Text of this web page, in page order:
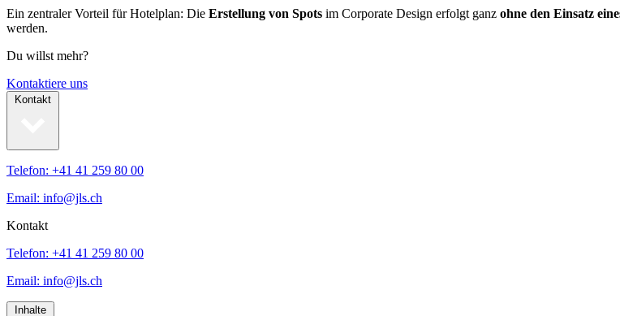
Ein zentraler Vorteil für Hotelplan: Die Erstellung von Spots im Corporate Design erfolgt ganz ohne den Einsatz
werden.
Du willst mehr?
Kontaktiere uns
Kontakt
Telefon: +41 41 259 80 00
Email: info@jls.ch
Kontakt
Telefon: +41 41 259 80 00
Email: info@jls.ch
Inhalte